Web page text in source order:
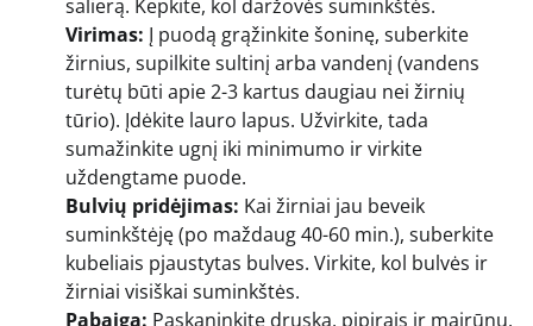
salierą. Kepkite, kol daržovės suminkštės.
Virimas: Į puodą grąžinkite šoninę, suberkite
žirnius, supilkite sultinį arba vandenį (vandens
turėtų būti apie 2-3 kartus daugiau nei žirnių
tūrio). Įdėkite lauro lapus. Užvirkite, tada
sumažinkite ugnį iki minimumo ir virkite
uždengtame puode.
Bulvių pridėjimas: Kai žirniai jau beveik
suminkštėję (po maždaug 40-60 min.), suberkite
kubeliais pjaustytas bulves. Virkite, kol bulvės ir
žirniai visiškai suminkštės.
Pabaiga: Paskaninkite druska, pipirais ir mairūnu.